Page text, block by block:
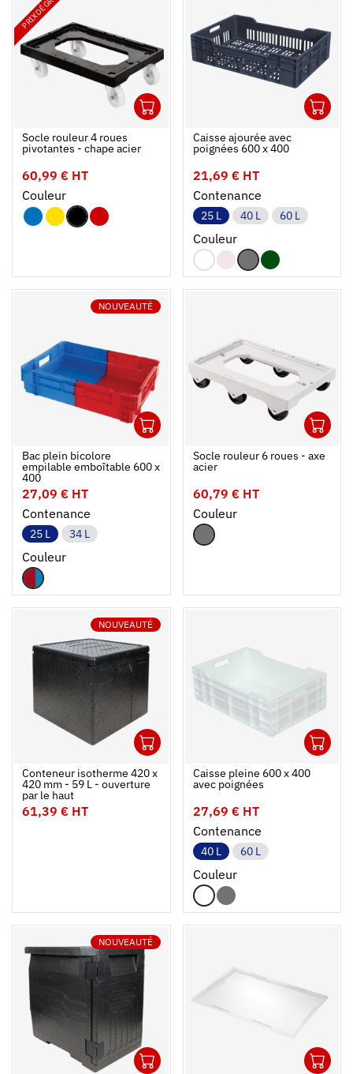
Ajouter au panier
Fermer
Socle rouleur 4 roues
pivotantes - chape acier
60,99 € HT
Couleur
Caisse ajourée avec
poignées 600 x 400
21,69 € HT
Contenance
25 L 40 L 60 L
Couleur
NOUVEAUTÉ
Bac plein bicolore
empilable emboîtable 600 x
400
27,09 € HT
Contenance
25 L 34 L
Couleur
Socle rouleur 6 roues - axe
acier
60,79 € HT
Couleur
NOUVEAUTÉ
Ouvrir
Ajouter au panier
Fermer
Conteneur isotherme 420 x
420 mm - 59 L - ouverture
par le haut
61,39 € HT
Ouvrir
Caisse pleine 600 x 400
avec poignées
27,69 € HT
Contenance
40 L 60 L
Couleur
NOUVEAUTÉ